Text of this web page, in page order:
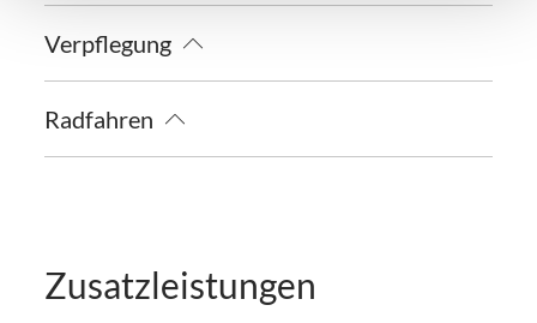
Verpflegung
Radfahren
Zusatzleistungen